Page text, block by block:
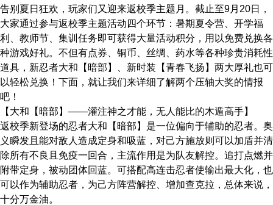
告别夏日狂欢，玩家们又迎来返校季主题月。截止至9月20日，
大家通过参与返校季主题活动四个环节：暑期夏令营、开学福
利、教师节、集训任务即可获得大量活动积分，用以免费兑换各
种游戏好礼。不但有点券、铜币、丝绸、药水等各种珍贵消耗性
道具，新忍者大和【暗部】、新时装【青春飞扬】两大厚礼也可
以轻松兑换！下面，就让我们来详细了解两个压轴大奖的情报
吧！
【大和【暗部】——灌注神之才能，无人能比的木遁高手】
返校季新登场的忍者大和【暗部】是一位偏向于辅助的忍者。奥
义瞬发且能对敌人造成定身和吸蓝，对己方施放则可以加盾并清
除所有不良且免疫一回合，主流作用是为队友解控。追打点燃并
附带定身，被动团体回蓝。可搭配高连击忍者使输出最大化，也
可以作为辅助忍者，为己方阵营解控、增加查克拉，总体来说，
十分万金油。